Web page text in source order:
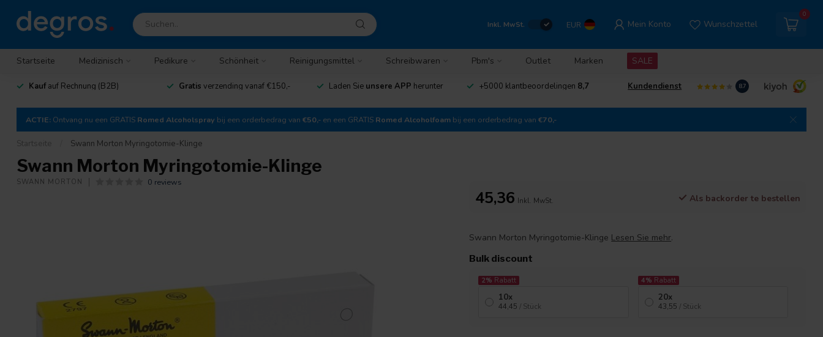
Inkl. MwSt. EUR Mein Konto Wunschzettel
0
Startseite Medizinisch Pedikure Schönheit Reinigungsmittel Schreibwaren Pbm's Outlet Marken SALE
Kaufauf Rechnung (B2B) Gratis verzending vanaf €150,- Laden Sie unsere APP herunter +5000 klantbeoordelingen 8,7 Kundendienst 8.7
ACTIE: Ontvang nu een GRATIS Romed Alcoholspray bij een orderbedrag van €50,- en een GRATIS Romed Alcoholfoam bij een orderbedrag van €70,-
Startseite Swann Morton Myringotomie-Klinge
Swann Morton Myringotomie-Klinge
SWANN MORTON 0 reviews
45,36 Inkl. MwSt. Als backorder te bestellen
Swann Morton Myringotomie-Klinge Lesen Sie mehr.
Bulk discount
2% Rabatt
10x
44,45 / Stück
4% Rabatt
20x
43,55 / Stück